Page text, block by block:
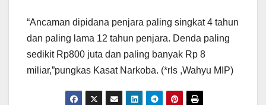
“Ancaman dipidana penjara paling singkat 4 tahun
dan paling lama 12 tahun penjara. Denda paling
sedikit Rp800 juta dan paling banyak Rp 8
miliar,”pungkas Kasat Narkoba. (*rls ,Wahyu MIP)